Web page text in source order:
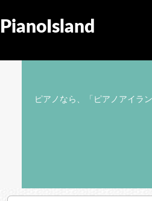
PianoIsland
ピアノなら、「ピアノアイラ